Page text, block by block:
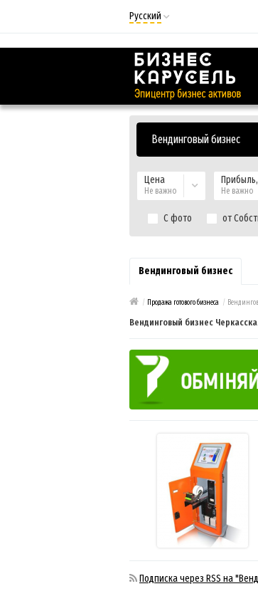
Русский
Русский
Українська
Вендинговый бизнес
Цена
Не важно Не важно
С фото от
Вендинговый бизнес
/ Продажа готового бизнеса /
Вендинговый бизнес
Подписка через RSS на